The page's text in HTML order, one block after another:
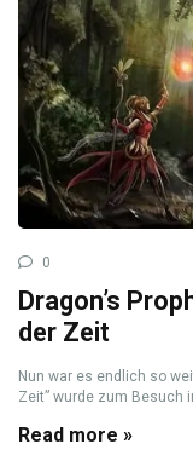
0
Dragon’s
der Zeit
Nun war es endlich so
Zeit” wurde zum Besuch
Read more »